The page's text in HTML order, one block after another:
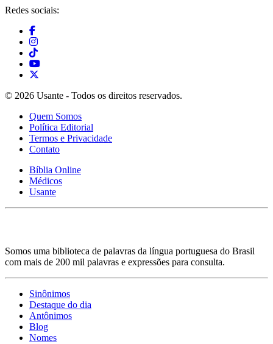
Redes sociais:
© 2026 Usante - Todos os direitos reservados.
Quem Somos
Política Editorial
Termos e Privacidade
Contato
Bíblia Online
Médicos
Usante
Somos uma biblioteca de palavras da língua portuguesa do Brasil
com mais de 200 mil palavras e expressões para consulta.
Sinônimos
Destaque do dia
Antônimos
Blog
Nomes